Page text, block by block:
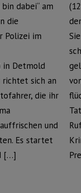
dabei“ am
die
Polizei im
in Detmold
richtet sich an
die ihr
und
Es startet
[…]